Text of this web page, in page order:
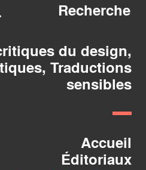
du design,
Traductions
sensibles
Accueil
Éditoriaux